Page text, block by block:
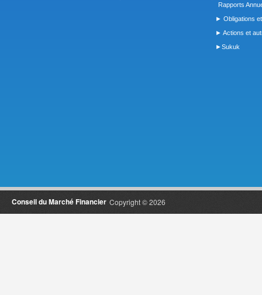
Rapports
► Obligations
► Actions et
►Sukuk
Copyright © 2026
Conseil du Marché Financier